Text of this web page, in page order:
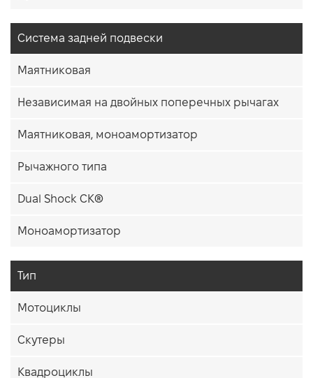
Система задней подвески
Маятниковая
Независимая на двойных поперечных рычагах
Маятниковая, моноамортизатор
Рычажного типа
Dual Shock CK®
Моноамортизатор
Тип
Мотоциклы
Скутеры
Квадроциклы